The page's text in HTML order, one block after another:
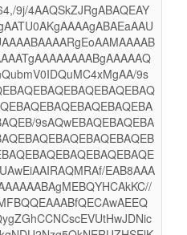
9j/4AAQSkZJRgABAQEAY
9s
9sAQwEBAQEBAQEBA
EAB8AAA